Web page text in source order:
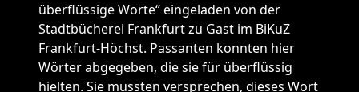
überflüssige Worte“ eingeladen von der
Stadtbücherei Frankfurt zu Gast im BiKuZ
Frankfurt-Höchst. Passanten konnten hier
Wörter abgegeben, die sie für überflüssig
hielten. Sie mussten versprechen, dieses Wort